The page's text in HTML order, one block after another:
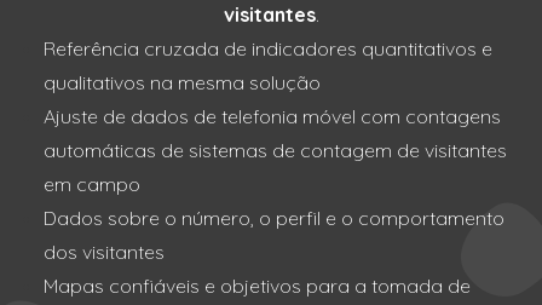
visitantes.
Referência cruzada de indicadores quantitativos e
qualitativos na mesma solução
Ajuste de dados de telefonia móvel com contagens
automáticas de sistemas de contagem de visitantes
em campo
Dados sobre o número, o perfil e o comportamento
dos visitantes
Mapas confiáveis e objetivos para a tomada de